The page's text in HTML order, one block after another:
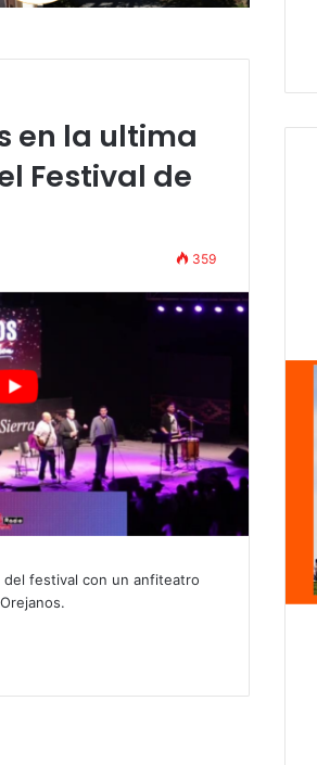
en la ultima
Festival de
359
del festival con un anfiteatro